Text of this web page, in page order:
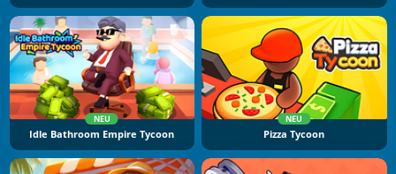
NEU
Idle Bathroom Empire Tycoon
NEU
Pizza Tycoon